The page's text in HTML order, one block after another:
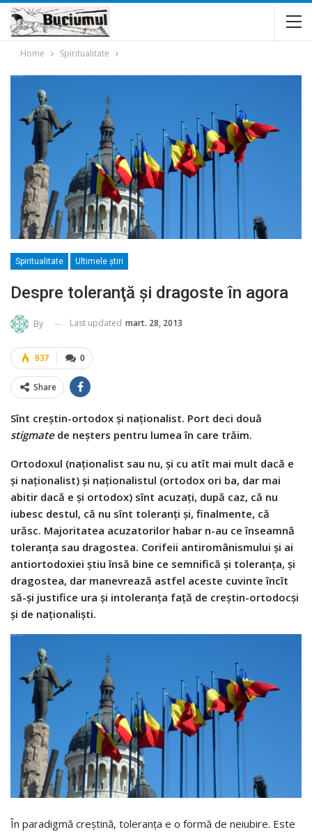
Home Spiritualitate
Spiritualitate Ultimele ştiri
Despre toleranţă şi dragoste în agora
By Last updated mart. 28, 2013
0
937
Share
Sînt creştin-ortodox şi naţionalist. Port deci două
stigmatede neşters pentru lumea în care trăim.
Ortodoxul (naţionalist sau nu, şi cu atît mai mult dacă e
şi naţionalist) şi naţionalistul (ortodox ori ba, dar mai
abitir dacă e şi ortodox) sînt acuzaţi, după caz, că nu
iubesc destul, că nu sînt toleranţi şi, finalmente, că
urăsc. Majoritatea acuzatorilor habar n-au ce înseamnă
toleranţa sau dragostea. Corifeii antiromânismului şi ai
antiortodoxiei ştiu însă bine ce semnifică şi toleranţa, şi
dragostea, dar manevrează astfel aceste cuvinte încît
să-şi justifice ura şi intoleranţa faţă de creştin-ortodocşi
şi de naţionalişti.
În paradigmă creştină, toleranţa e o formă de neiubire. Este